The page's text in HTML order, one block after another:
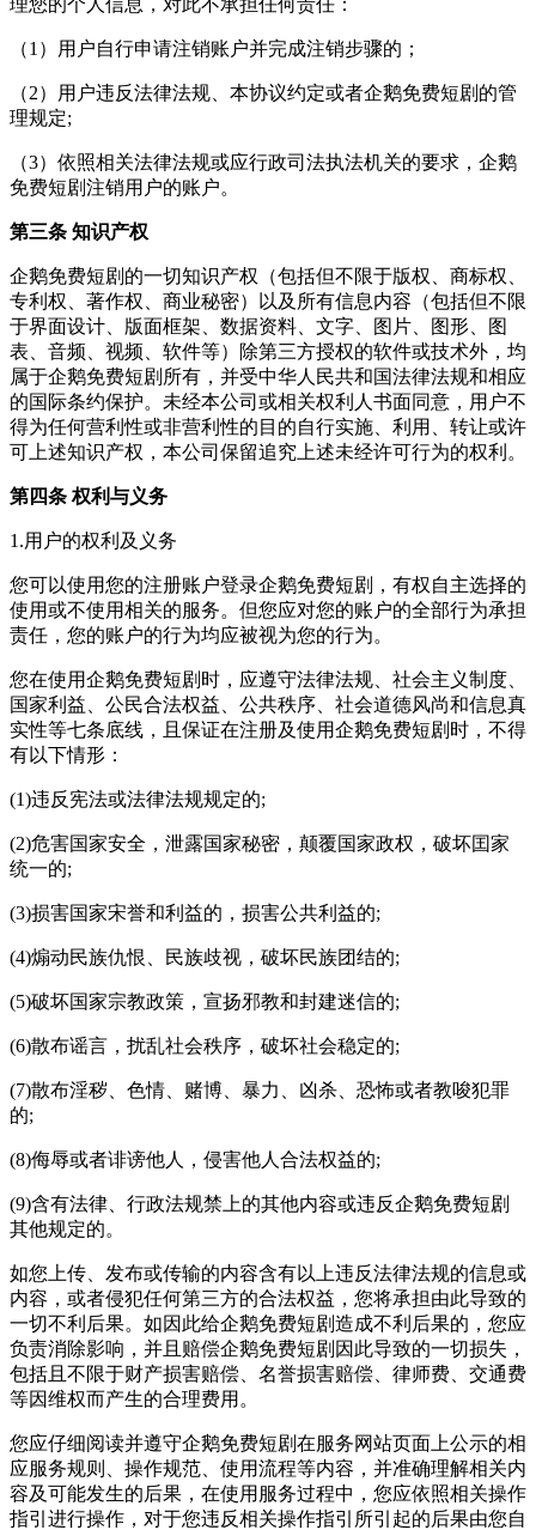
理您的个人信息，对此不承担任何责任：
（1）用户自行申请注销账户并完成注销步骤的；
（2）用户违反法律法规、本协议约定或者企鹅免费短剧的管
理规定;
（3）依照相关法律法规或应行政司法执法机关的要求，企鹅
免费短剧注销用户的账户。
第三条 知识产权
企鹅免费短剧的一切知识产权（包括但不限于版权、商标权、
专利权、著作权、商业秘密）以及所有信息内容（包括但不限
于界面设计、版面框架、数据资料、文字、图片、图形、图
表、音频、视频、软件等）除第三方授权的软件或技术外，均
属于企鹅免费短剧所有，并受中华人民共和国法律法规和相应
的国际条约保护。未经本公司或相关权利人书面同意，用户不
得为任何营利性或非营利性的目的自行实施、利用、转让或许
可上述知识产权，本公司保留追究上述未经许可行为的权利。
第四条 权利与义务
1.用户的权利及义务
您可以使用您的注册账户登录企鹅免费短剧，有权自主选择的
使用或不使用相关的服务。但您应对您的账户的全部行为承担
责任，您的账户的行为均应被视为您的行为。
您在使用企鹅免费短剧时，应遵守法律法规、社会主义制度、
国家利益、公民合法权益、公共秩序、社会道德风尚和信息真
实性等七条底线，且保证在注册及使用企鹅免费短剧时，不得
有以下情形：
(1)违反宪法或法律法规规定的;
(2)危害国家安全，泄露国家秘密，颠覆国家政权，破坏囯家
统一的;
(3)损害国家宋誉和利益的，损害公共利益的;
(4)煽动民族仇恨、民族歧视，破坏民族团结的;
(5)破坏国家宗教政策，宣扬邪教和封建迷信的;
(6)散布谣言，扰乱社会秩序，破坏社会稳定的;
(7)散布淫秽、色情、赌博、暴力、凶杀、恐怖或者教唆犯罪
的;
(8)侮辱或者诽谤他人，侵害他人合法权益的;
(9)含有法律、行政法规禁上的其他内容或违反企鹅免费短剧
其他规定的。
如您上传、发布或传输的内容含有以上违反法律法规的信息或
内容，或者侵犯任何第三方的合法权益，您将承担由此导致的
一切不利后果。如因此给企鹅免费短剧造成不利后果的，您应
负责消除影响，并且赔偿企鹅免费短剧因此导致的一切损失，
包括且不限于财产损害赔偿、名誉损害赔偿、律师费、交通费
等因维权而产生的合理费用。
您应仔细阅读并遵守企鹅免费短剧在服务网站页面上公示的相
应服务规则、操作规范、使用流程等内容，并准确理解相关内
容及可能发生的后果，在使用服务过程中，您应依照相关操作
指引进行操作，对于您违反相关操作指引所引起的后果由您自